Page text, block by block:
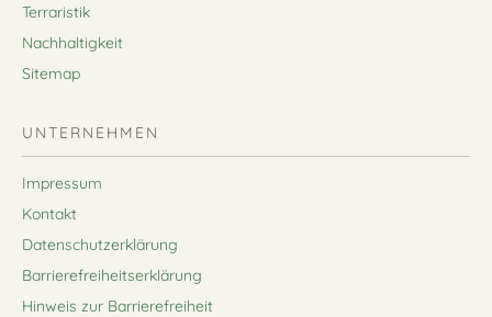
Terraristik
Nachhaltigkeit
Sitemap
UNTERNEHMEN
Impressum
Kontakt
Datenschutzerklärung
Barrierefreiheitserklärung
Hinweis zur Barrierefreiheit